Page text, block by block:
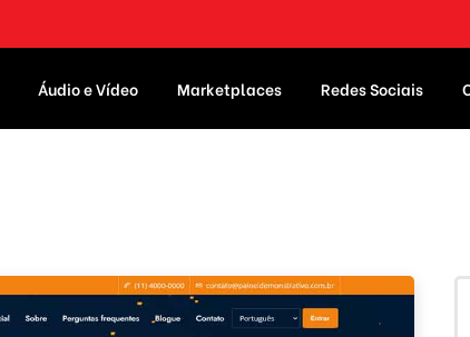
Áudio e Vídeo Marketplaces Redes Sociais